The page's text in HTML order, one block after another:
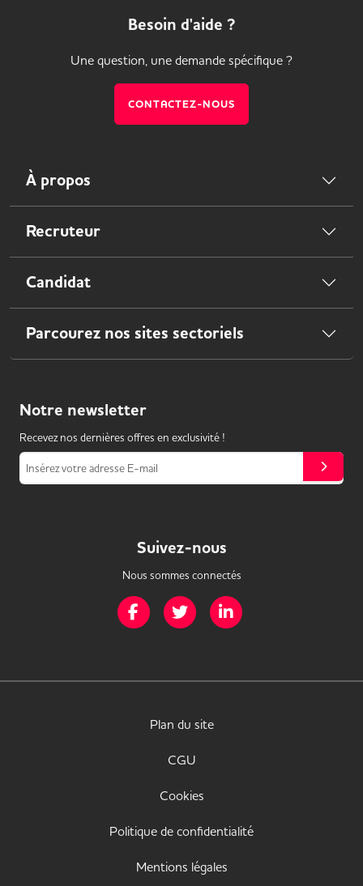
Besoin d'aide ?
Une question, une demande spécifique ?
CONTACTEZ-NOUS
À propos
Recruteur
Candidat
Parcourez nos sites sectoriels
Notre newsletter
Recevez nos dernières offres en exclusivité !
Insérez votre adresse E-mail
Suivez-nous
Nous sommes connectés
Page Facebook de Mission Handicap
Page Twitter de Mission Handicap
Plan du site
CGU
Cookies
Politique de confidentialité
Mentions légales